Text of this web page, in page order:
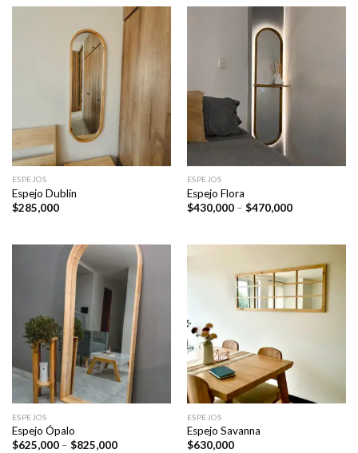
ESPEJOS
Espejo Dublín
$285,000
ESPEJOS
Espejo Flora
$430,000 – $470,000Price
$470,000
ESPEJOS
Espejo Ópalo
$625,000 – $825,000Price
ESPEJOS
Espejo Savanna
$630,000